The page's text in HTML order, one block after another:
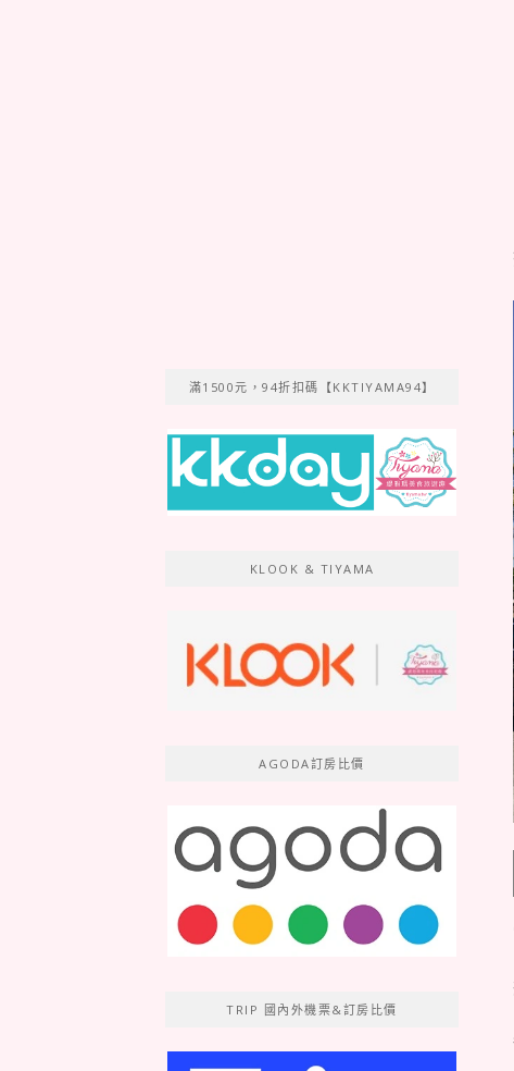
滿1500元，94折扣碼【KKTIYAMA94】
KLOOK & TIYAMA
AGODA訂房比價
TRIP 國內外機票&訂房比價